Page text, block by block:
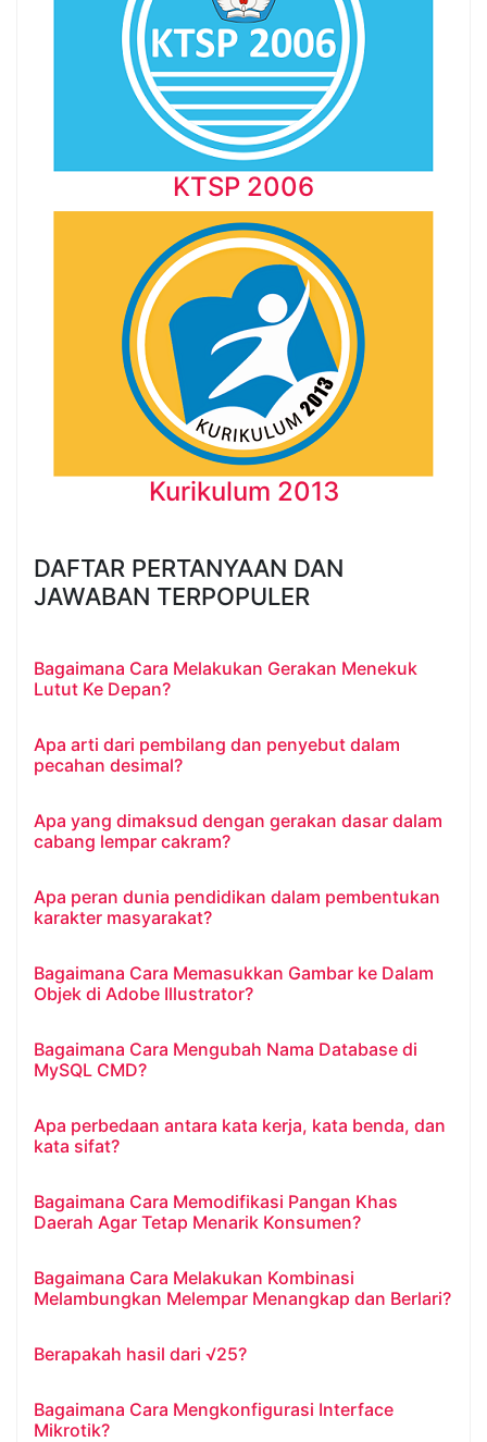
KTSP 2006
Kurikulum 2013
DAFTAR PERTANYAAN DAN
JAWABAN TERPOPULER
Bagaimana Cara Melakukan Gerakan Menekuk
Lutut Ke Depan?
Apa arti dari pembilang dan penyebut dalam
pecahan desimal?
Apa yang dimaksud dengan gerakan dasar dalam
cabang lempar cakram?
Apa peran dunia pendidikan dalam pembentukan
karakter masyarakat?
Bagaimana Cara Memasukkan Gambar ke Dalam
Objek di Adobe Illustrator?
Bagaimana Cara Mengubah Nama Database di
MySQL CMD?
Apa perbedaan antara kata kerja, kata benda, dan
kata sifat?
Bagaimana Cara Memodifikasi Pangan Khas
Daerah Agar Tetap Menarik Konsumen?
Bagaimana Cara Melakukan Kombinasi
Melambungkan Melempar Menangkap dan Berlari?
Berapakah hasil dari √25?
Bagaimana Cara Mengkonfigurasi Interface
Mikrotik?